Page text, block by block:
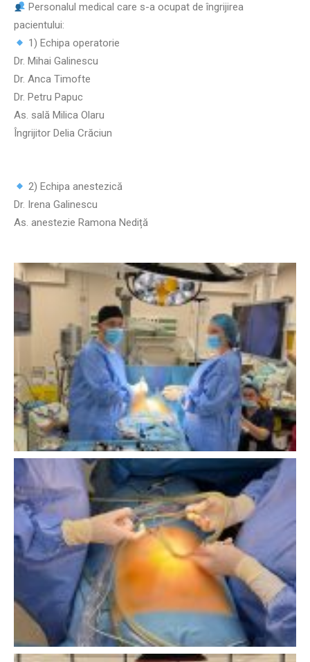
Personalul medical care s-a ocupat de îngrijirea
pacientului:
1) Echipa operatorie
Dr. Mihai Galinescu
Dr. Anca Timofte
Dr. Petru Papuc
As. sală Milica Olaru
Îngrijitor Delia Crăciun
2) Echipa anestezică
Dr. Irena Galinescu
As. anestezie Ramona Nediță